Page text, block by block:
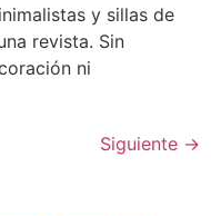
y sillas de
revista. Sin
ni
Siguiente →